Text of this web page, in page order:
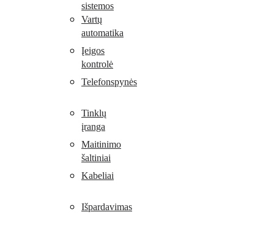
sistemos
Vartų
automatika
Įeigos
kontrolė
Telefonspynės
Tinklų
įranga
Maitinimo
šaltiniai
Kabeliai
Išpardavimas